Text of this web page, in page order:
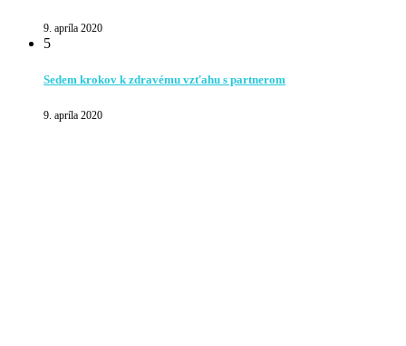
9. apríla 2020
5
Sedem krokov k zdravému vzťahu s partnerom
9. apríla 2020